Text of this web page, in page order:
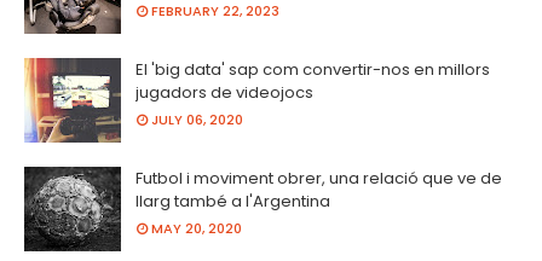
FEBRUARY 22, 2023
El 'big data' sap com convertir-nos en millors
jugadors de videojocs
JULY 06, 2020
Futbol i moviment obrer, una relació que ve de
llarg també a l'Argentina
MAY 20, 2020